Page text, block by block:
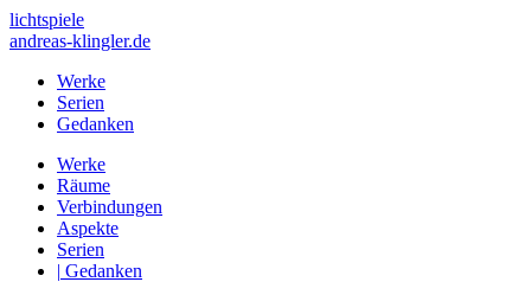
lichtspiele
andreas-klingler.de
Werke
Serien
Gedanken
Werke
Räume
Verbindungen
Aspekte
Serien
| Gedanken